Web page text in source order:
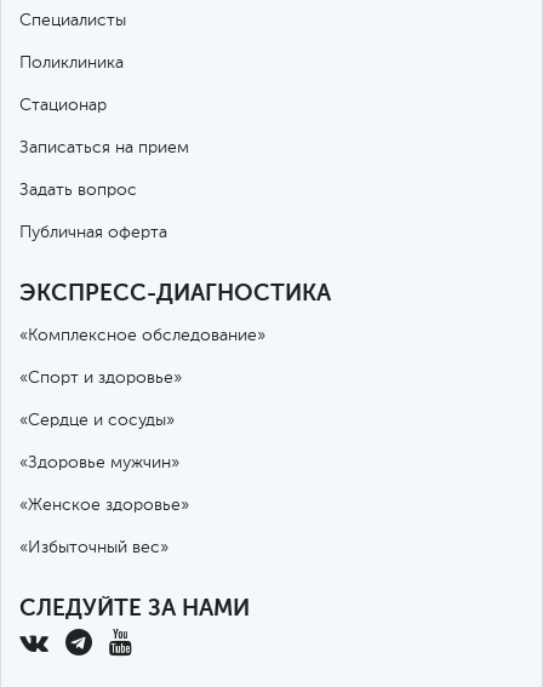
Специалисты
Поликлиника
Стационар
Записаться на прием
Задать вопрос
Публичная оферта
ЭКСПРЕСС-ДИАГНОСТИКА
«Комплексное обследование»
«Спорт и здоровье»
«Сердце и сосуды»
«Здоровье мужчин»
«Женское здоровье»
«Избыточный вес»
СЛЕДУЙТЕ ЗА НАМИ